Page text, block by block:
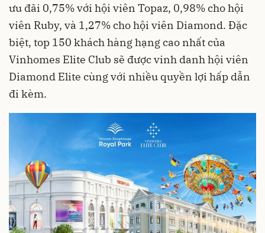
ưu đãi 0,75% với hội viên Topaz, 0,98% cho hội
viên Ruby, và 1,27% cho hội viên Diamond. Đặc
biệt, top 150 khách hàng hạng cao nhất của
Vinhomes Elite Club sẽ được vinh danh hội viên
Diamond Elite cùng với nhiều quyền lợi hấp dẫn
đi kèm.